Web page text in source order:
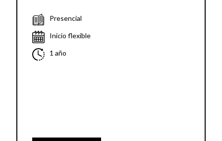
Presencial
Inicio flexible
1 año